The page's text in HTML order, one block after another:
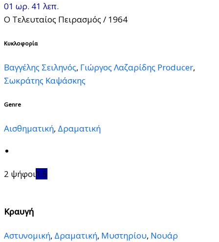
01 ωρ. 41 λεπ.
Ο Τελευταίος Πειρασμός / 1964
Κυκλοφορία
Βαγγέλης Σειληνός, Γιώργος Λαζαρίδης Producer,
Σωκράτης Καψάσκης
Genre
Αισθηματική, Δραματική
2 ψήφοι1.5
Κραυγή
Αστυνομική, Δραματική, Μυστηρίου, Νουάρ